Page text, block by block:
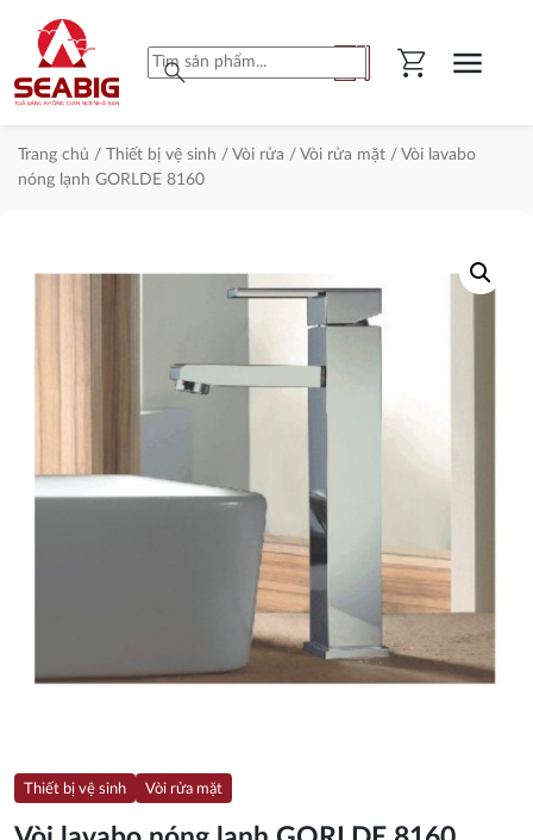
search shopping_cart menu
Trang chủ / Thiết bị vệ sinh / Vòi rửa / Vòi rửa mặt / Vòi lavabo
nóng lạnh GORLDE 8160
Thiết bị vệ sinh Vòi rửa mặt